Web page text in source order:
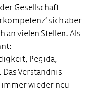
Gesellschaft
sich aber
an vielen Stellen. Als
Pegida,
Verständnis
wieder neu